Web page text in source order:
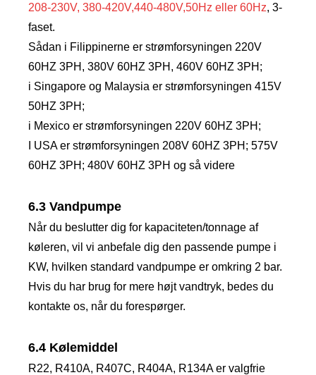
208-230V, 380-420V,440-480V,50Hz eller 60Hz, 3-
faset.
Sådan i Filippinerne er strømforsyningen 220V
60HZ 3PH, 380V 60HZ 3PH, 460V 60HZ 3PH;
i Singapore og Malaysia er strømforsyningen 415V
50HZ 3PH;
i Mexico er strømforsyningen 220V 60HZ 3PH;
I USA er strømforsyningen 208V 60HZ 3PH; 575V
60HZ 3PH; 480V 60HZ 3PH og så videre
6.3 Vandpumpe
Når du beslutter dig for kapaciteten/tonnage af
køleren, vil vi anbefale dig den passende pumpe i
KW, hvilken standard vandpumpe er omkring 2 bar.
Hvis du har brug for mere højt vandtryk, bedes du
kontakte os, når du forespørger.
6.4 Kølemiddel
R22, R410A, R407C, R404A, R134A er valgfrie